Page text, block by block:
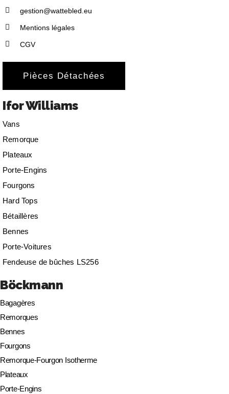
gestion@wattebled.eu
Mentions légales
CGV
Pièces Détachées
Ifor Williams
Vans
Remorque
Plateaux
Porte-Engins
Fourgons
Hard Tops
Bétaillères
Bennes
Porte-Voitures
Fendeuse de bûches LS256
Böckmann
Bagagères
Remorques
Bennes
Fourgons
Remorque-Fourgon Isotherme
Plateaux
Porte-Engins